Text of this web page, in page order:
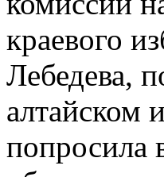
краевого
Лебедева,
алтайском
попросила